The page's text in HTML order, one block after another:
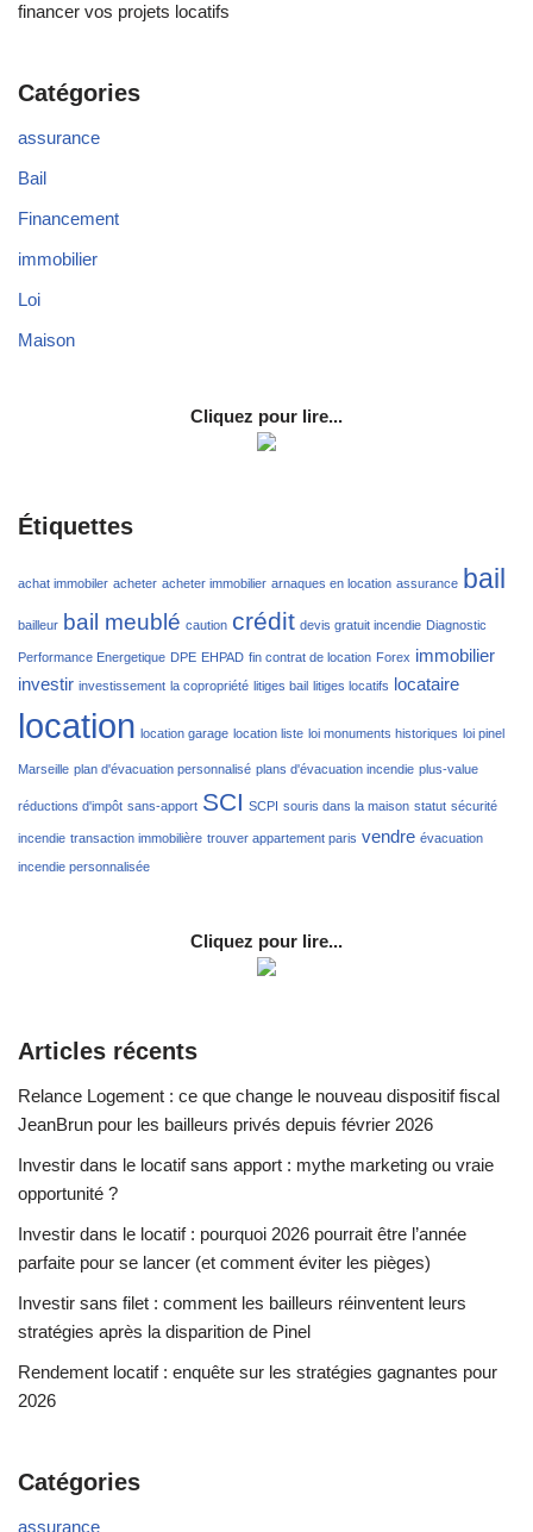
financer vos projets locatifs
Catégories
assurance
Bail
Financement
immobilier
Loi
Maison
Cliquez pour lire...
Étiquettes
achat immobiler acheter acheter immobilier arnaques en location assurance bail
bailleur bail meublé caution crédit devis gratuit incendie Diagnostic
Performance Energetique DPE EHPAD fin contrat de location Forex immobilier
investir investissement la copropriété litiges bail litiges locatifs locataire
location location garage location liste loi monuments historiques loi pinel
Marseille plan d'évacuation personnalisé plans d'évacuation incendie plus-value
réductions d'impôt sans-apport SCI SCPI souris dans la maison statut sécurité
incendie transaction immobilière trouver appartement paris vendre évacuation
incendie personnalisée
Cliquez pour lire...
Articles récents
Relance Logement : ce que change le nouveau dispositif fiscal
JeanBrun pour les bailleurs privés depuis février 2026
Investir dans le locatif sans apport : mythe marketing ou vraie
opportunité ?
Investir dans le locatif : pourquoi 2026 pourrait être l’année
parfaite pour se lancer (et comment éviter les pièges)
Investir sans filet : comment les bailleurs réinventent leurs
stratégies après la disparition de Pinel
Rendement locatif : enquête sur les stratégies gagnantes pour
2026
Catégories
assurance